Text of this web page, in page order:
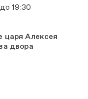
19:30
царя Алексея
двора